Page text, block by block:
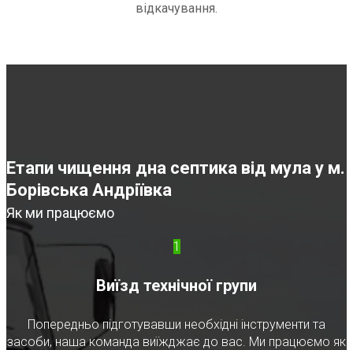
відкачування.
Етапи чищення дна септика від мула у м.
Борівська Андріївка
Як ми працюємо
1
Виїзд технічної групи
Попередньо підготувавши необхідні інструменти та
засоби, наша команда виїжджає до вас. Ми працюємо як